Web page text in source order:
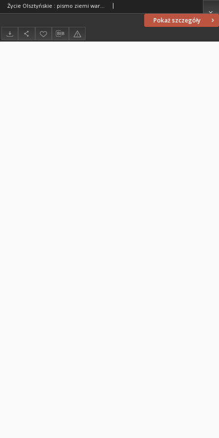
Pokaż szczegóły
Życie Olsztyńskie : pismo ziemi warmińsko-mazurskiej, 1947, nr 162